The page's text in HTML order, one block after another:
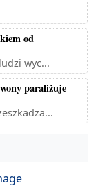
od
wyc...
paraliżuje